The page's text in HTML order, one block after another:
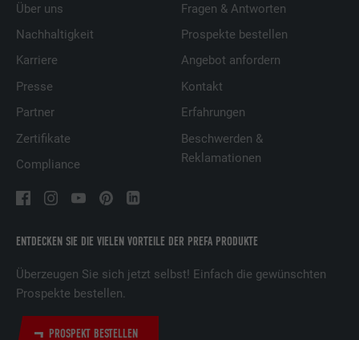
ENTDECKEN SIE DIE VIELEN VORTEILE DER PREFA PRODUKTE
Überzeugen Sie sich jetzt selbst! Einfach die gewünschten
Prospekte bestellen.
PROSPEKT BESTELLEN
Über uns
Nachhaltigkeit
Karriere
Presse
Partner
Zertifikate
Compliance
Fragen & Antworten
Prospekte bestellen
Angebot anfordern
Kontakt
Erfahrungen
Beschwerden &
Reklamationen